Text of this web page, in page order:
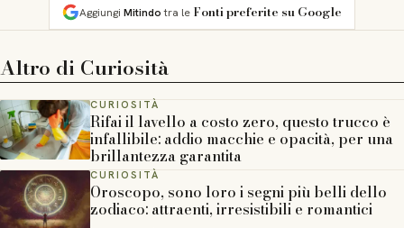
Aggiungi Mitindotra le Fonti preferite su Google
Altro di Curiosità
CURIOSITÀ
Rifai il lavello a costo zero, questo trucco è
infallibile: addio macchie e opacità, per una
brillantezza garantita
CURIOSITÀ
Oroscopo, sono loro i segni più belli dello
zodiaco: attraenti, irresistibili e romantici